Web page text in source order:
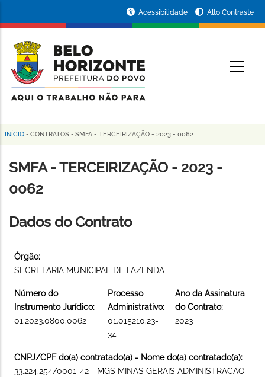
conteúdo
principal
da
Prefeitura
de
Horizonte
Acessibilidade Alto Contraste
Trilha
de
navegação
INÍCIO - CONTRATOS - SMFA - TERCEIRIZAÇÃO - 2023 - 0062
SMFA - TERCEIRIZAÇÃO - 2023 -
0062
Dados do Contrato
Órgão:
SECRETARIA MUNICIPAL DE FAZENDA
Número do
Instrumento Jurídico:
01.2023.0800.0062
Processo
Administrativo:
01.015210.23-
34
Ano da Assinatura
do Contrato:
2023
CNPJ/CPF do(a) contratado(a) - Nome do(a) contratado(a):
33.224.254/0001-42 - MGS MINAS GERAIS ADMINISTRACAO